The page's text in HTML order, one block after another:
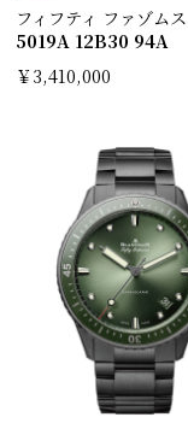
フィフティ ファゾム
5019A 12B30 94A
￥3,410,000